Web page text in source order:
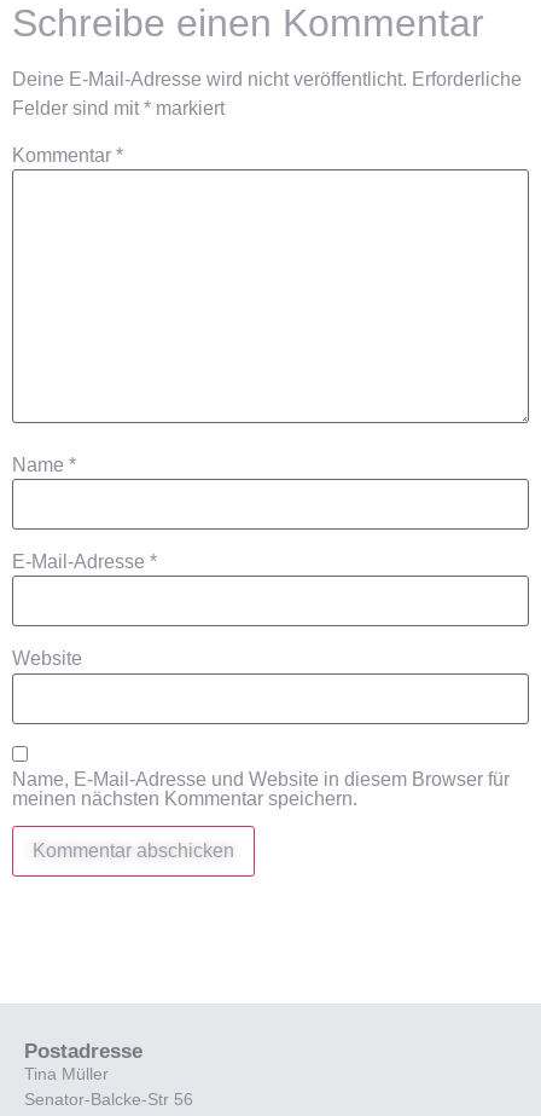
Schreibe einen Kommentar
Deine E-Mail-Adresse wird nicht veröffentlicht. Erforderliche
Felder sind mit * markiert
Kommentar *
Name *
E-Mail-Adresse *
Website
Name, E-Mail-Adresse und Website in diesem Browser für
meinen nächsten Kommentar speichern.
Postadresse
Tina Müller
Senator-Balcke-Str 56